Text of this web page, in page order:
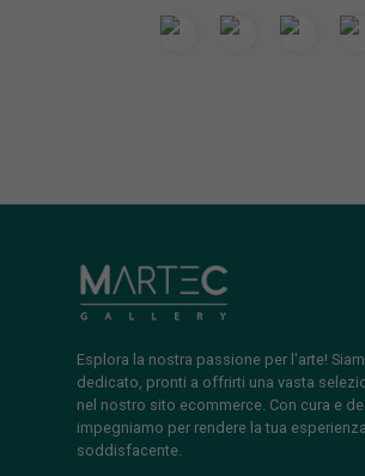
Esplora la nostra passione per l'arte!
dedicato, pronti a offrirti una vasta
nel nostro sito ecommerce. Con cura e
impegniamo per rendere la tua
soddisfacente.